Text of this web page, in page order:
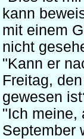
kann
mit einem
nicht
"Kann er
Freitag,
gewesen
"Ich meine,
September